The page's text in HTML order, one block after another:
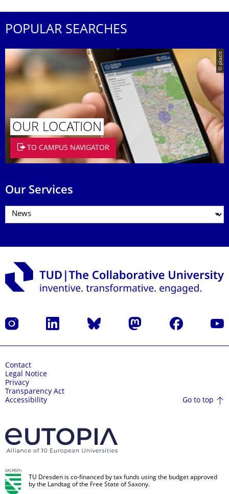
POPULAR SEARCHES
© placit
OUR LOCATION
TO CAMPUS NAVIGATOR
Our Services
Instagram LinkedIn Bluesky Mastodon Facebook
Contact
Legal Notice
Privacy
Transparency Act
Accessibility
Go to top
TU Dresden is co-financed by tax funds using the budget approved
by the Landtag of the Free State of Saxony.